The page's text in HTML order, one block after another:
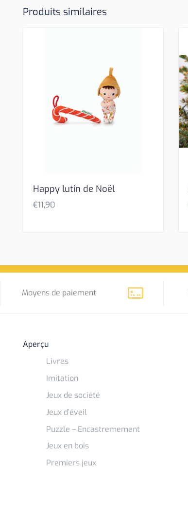
Produits similaires
Happy lutin de Noël
€11,90
Moyens de paiement
Aperçu
Livres
Imitation
Jeux de société
Jeux d’éveil
Puzzle – Encastremement
Jeux en bois
Premiers jeux